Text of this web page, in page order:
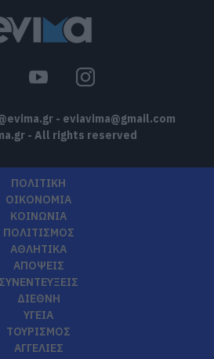
- eviavima@gmail.com
- All rights reserved
ΠΟΛΙΤΙΚΗ
ΟΙΚΟΝΟΜΙΑ
ΚΟΙΝΩΝΙΑ
ΠΟΛΙΤΙΣΜΟΣ
ΑΘΛΗΤΙΚΑ
ΑΠΟΨΕΙΣ
ΣΥΝΕΝΤΕΥΞΕΙΣ
ΔΙΕΘΝΗ
ΥΓΕΙΑ
ΤΟΥΡΙΣΜΟΣ
ΑΓΓΕΛΙΕΣ